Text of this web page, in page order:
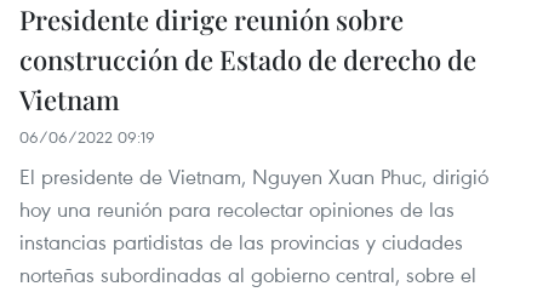
Presidente dirige reunión sobre
construcción de Estado de derecho de
Vietnam
06/06/2022 09:19
El presidente de Vietnam, Nguyen Xuan Phuc, dirigió
hoy una reunión para recolectar opiniones de las
instancias partidistas de las provincias y ciudades
norteñas subordinadas al gobierno central, sobre el